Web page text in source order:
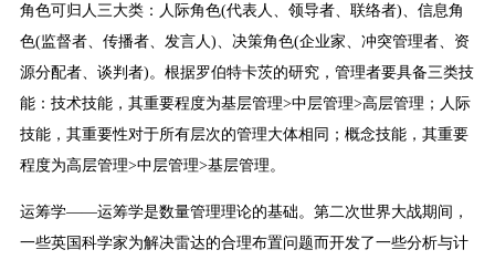
角色可归人三大类：人际角色(代表人、领导者、联络者)、信息角
色(监督者、传播者、发言人)、决策角色(企业家、冲突管理者、资
源分配者、谈判者)。根据罗伯特卡茨的研究，管理者要具备三类技
能：技术技能，其重要程度为基层管理>中层管理>高层管理；人际
技能，其重要性对于所有层次的管理大体相同；概念技能，其重要
程度为高层管理>中层管理>基层管理。
运筹学——运筹学是数量管理理论的基础。第二次世界大战期间，
一些英国科学家为解决雷达的合理布置问题而开发了一些分析与计